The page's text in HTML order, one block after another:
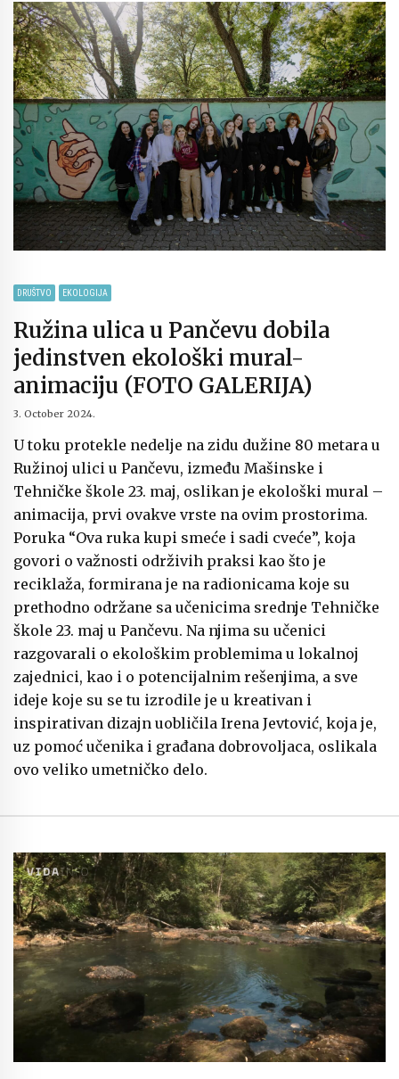
DRUŠTVO EKOLOGIJA
Ružina ulica u Pančevu dobila
jedinstven ekološki mural-
animaciju (FOTO GALERIJA)
3. October 2024.
U toku protekle nedelje na zidu dužine 80 metara u
Ružinoj ulici u Pančevu, između Mašinske i
Tehničke škole 23. maj, oslikan je ekološki mural –
animacija, prvi ovakve vrste na ovim prostorima.
Poruka “Ova ruka kupi smeće i sadi cveće”, koja
govori o važnosti održivih praksi kao što je
reciklaža, formirana je na radionicama koje su
prethodno održane sa učenicima srednje Tehničke
škole 23. maj u Pančevu. Na njima su učenici
razgovarali o ekološkim problemima u lokalnoj
zajednici, kao i o potencijalnim rešenjima, a sve
ideje koje su se tu izrodile je u kreativan i
inspirativan dizajn uobličila Irena Jevtović, koja je,
uz pomoć učenika i građana dobrovoljaca, oslikala
ovo veliko umetničko delo.